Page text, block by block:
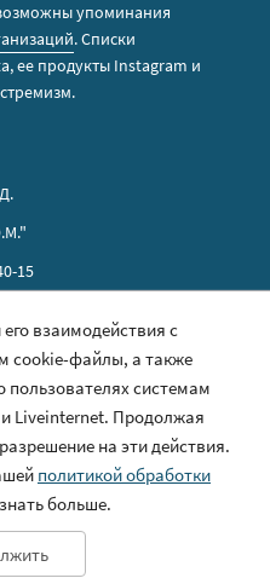
упоминания
. Списки
ее продукты Instagram и
15
данных
взаимодействия с
cookie-файлы, а также
пользователях системам
Liveinternet. Продолжая
на эти действия.
политикой обработки
больше.